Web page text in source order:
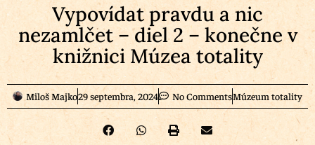
Vypovídat pravdu a nic
nezamlčet – diel 2 – konečne v
knižnici Múzea totality
Miloš Majko29 septembra, 2024 No CommentsMúzeum totality